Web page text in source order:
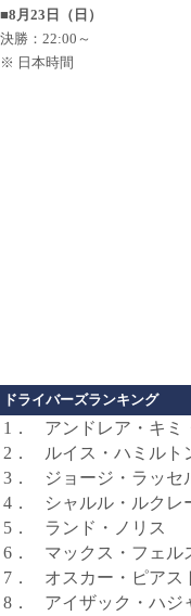
■8月23日（日）
決勝：22:00～
※ 日本時間
ドライバーズランキング
1． アンドレア・キミ
2．
ルイス・ハミルト
3．
ジョージ・ラッセ
4．
シャルル・ルクレ
5．
ランド・ノリス
6．
マックス・フェル
7．
オスカー・ピアス
8．
アイザック・ハジ